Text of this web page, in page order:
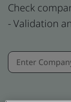
Check
- Validation